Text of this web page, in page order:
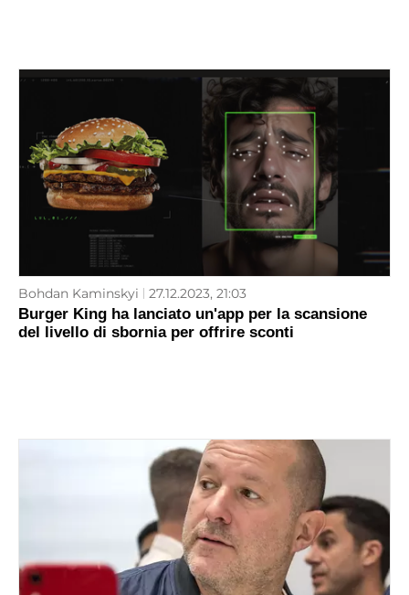
Bohdan Kaminskyi 27.12.2023, 21:03
Burger King ha lanciato un'app per la scansione
del livello di sbornia per offrire sconti